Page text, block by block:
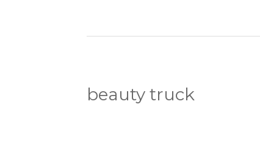
beauty truck